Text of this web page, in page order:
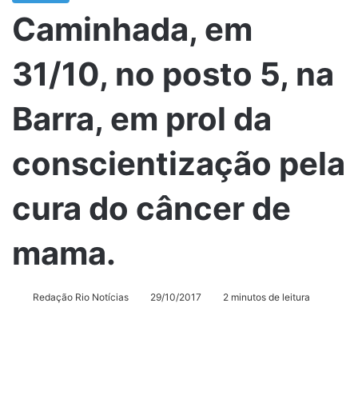
Caminhada, em
31/10, no posto 5, na
Barra, em prol da
conscientização pela
cura do câncer de
mama.
Redação Rio Notícias 29/10/2017 2 minutos de leitura